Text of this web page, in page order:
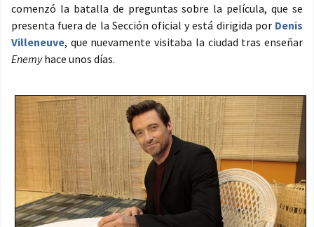
comenzó la batalla de preguntas sobre la película, que se
presenta fuera de la Sección oficial y está dirigida por Denis
Villeneuve, que nuevamente visitaba la ciudad tras enseñar
Enemyhace unos días.